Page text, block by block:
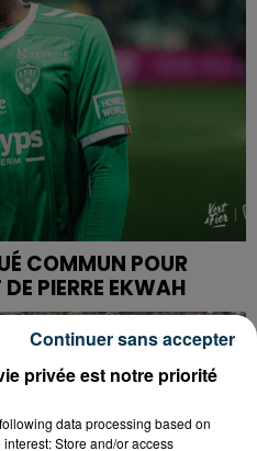
COMMUN POUR
PIERRE EKWAH
privée est notre priorité
data processing based on
Store and/or access
Continuer sans accepter